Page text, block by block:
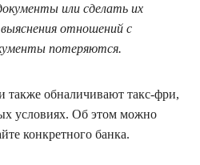
или сделать их
выяснения отношений с
потеряются.
также обналичивают такс-фри,
условиях. Об этом можно
конкретного банка.